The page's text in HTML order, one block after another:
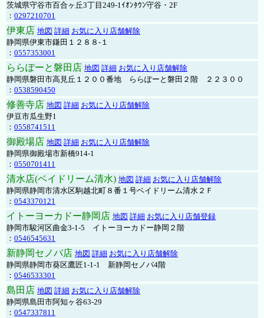
茨城県守谷市百合ヶ丘3丁目249-1ｲｵﾝﾀｳﾝ守谷・2F
： 0297210701
伊東店 地図 詳細 お気に入り店舗解除
静岡県伊東市鎌田１２８８-１
： 0557353001
ららぽーと磐田店 地図 詳細 お気に入り店舗解除
静岡県磐田市高見丘１２００番地 ららぽーと磐田２階 ２２３００
： 0538590450
修善寺店 地図 詳細 お気に入り店舗解除
伊豆市瓜生野1
： 0558741511
御殿場店 地図 詳細 お気に入り店舗解除
静岡県御殿場市新橋914-1
： 0550701411
清水店(ベイドリーム清水) 地図 詳細 お気に入り店舗解除
静岡県静岡市清水区駒越北町８番１号ベイドリーム清水２Ｆ
： 0543370121
イトーヨーカドー静岡店 地図 詳細 お気に入り店舗登録
静岡市駿河区曲金3-1-5 イトーヨーカドー静岡２階
： 0546545631
新静岡セノバ店 地図 詳細 お気に入り店舗解除
静岡県静岡市葵区鷹匠1-1-1 新静岡セノバ4階
： 0546533301
島田店 地図 詳細 お気に入り店舗解除
静岡県島田市阿知ヶ谷63-29
： 0547337811